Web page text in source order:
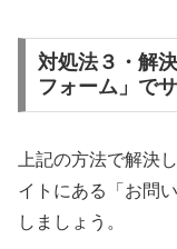
対処法３・解
フォーム」で
上記の方法で解決
イトにある「お問
しましょう。